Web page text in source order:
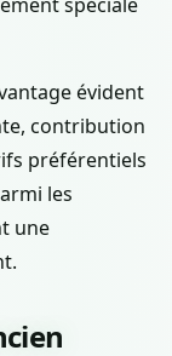
évident
contribution
préférentiels
les
une